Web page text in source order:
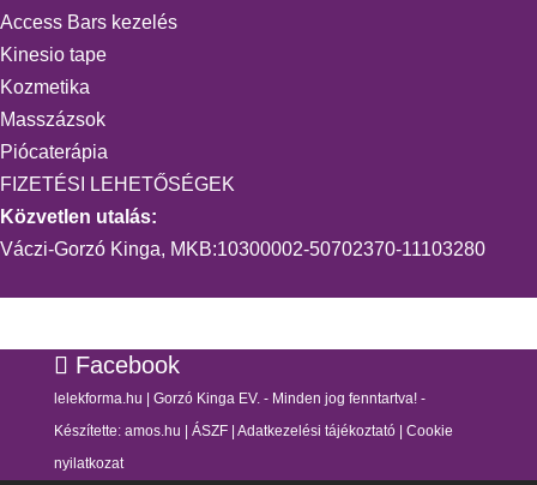
Access Bars kezelés
Kinesio tape
Kozmetika
Masszázsok
Piócaterápia
FIZETÉSI LEHETŐSÉGEK
Közvetlen utalás:
Váczi-Gorzó Kinga, MKB:10300002-50702370-11103280
Facebook
lelekforma.hu | Gorzó Kinga EV. - Minden jog fenntartva! -
Készítette: amos.hu ÁSZF| Adatkezelési tájékoztató| Cookie
nyilatkozat